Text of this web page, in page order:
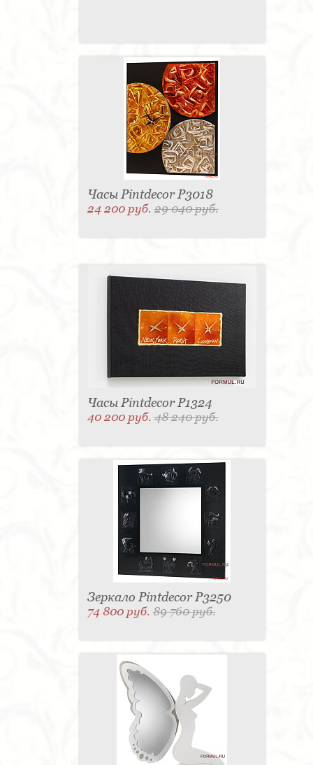
Часы Pintdecor P3018
24 200 руб.29 040 руб.
Часы Pintdecor P1324
40 200 руб.48 240 руб.
Зеркало Pintdecor P3250
74 800 руб.89 760 руб.